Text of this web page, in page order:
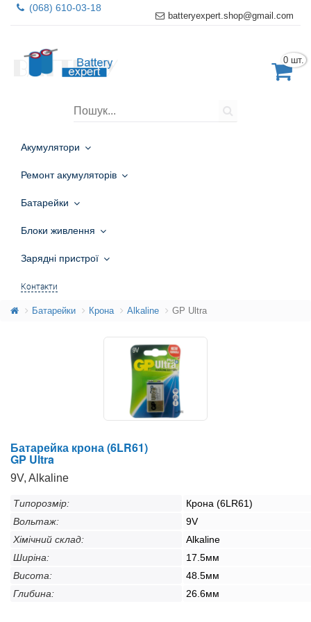
(068) 610-03-18
batteryexpert.shop@gmail.com
0 шт.
Акумулятори
Ремонт акумуляторів
Батарейки
Блоки живлення
Зарядні пристрої
Контакти
Батарейки Крона Alkaline GP Ultra
Батарейка крона (6LR61)
GP Ultra
9V, Alkaline
Типорозмір:
Крона (6LR61)
Вольтаж:
9V
Хімічний склад:
Alkaline
Ширіна:
17.5мм
Висота:
48.5мм
Глибина:
26.6мм